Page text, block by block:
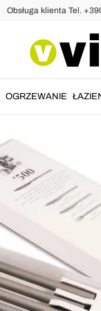
Obsługa klienta Tel.
OGRZEWANIE